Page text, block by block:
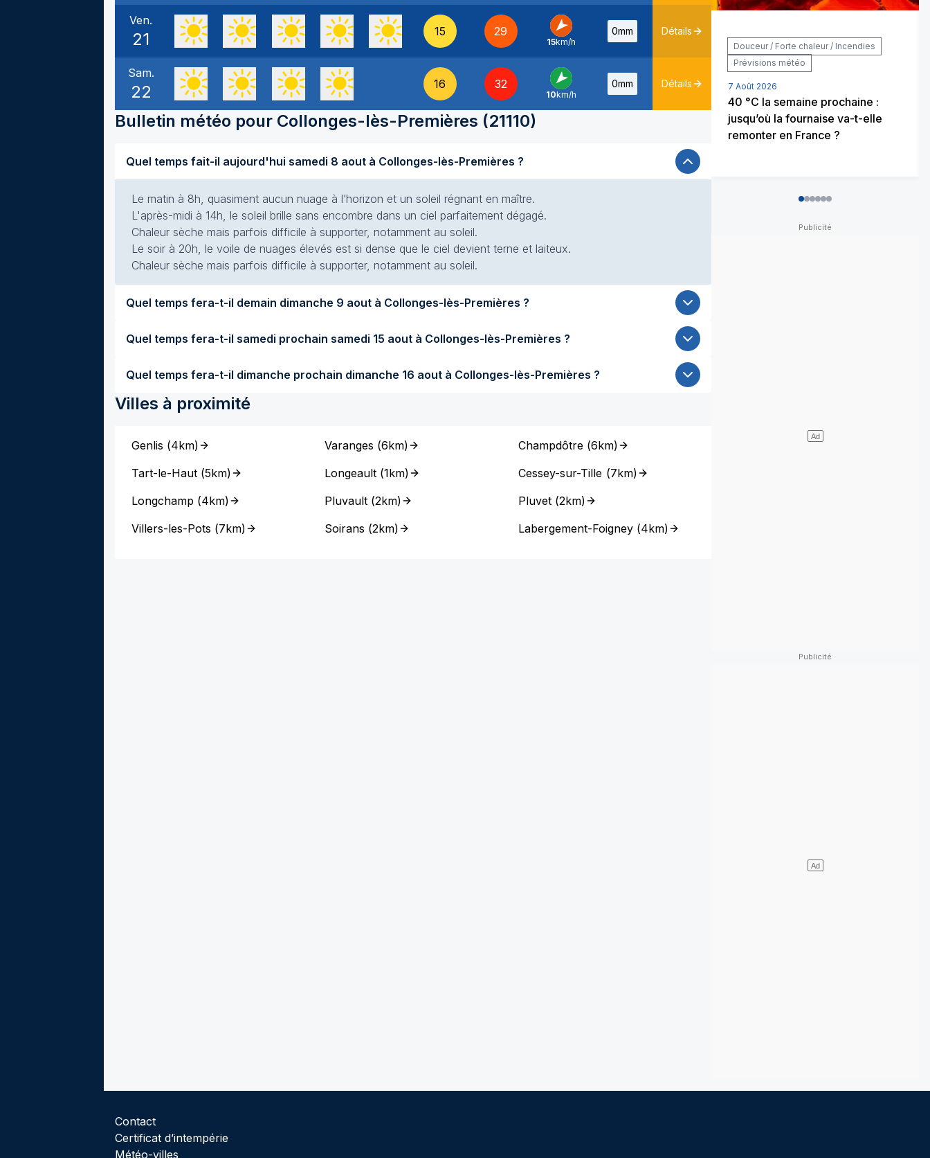
Ven.
21 15 29
NE -
15km/h
0mm Détails
Sam.
22 16 32
NE -
10km/h
0mm Détails
Bulletin météo pour Collonges-lès-Premières (21110)
Quel temps fait-il aujourd'hui samedi 8 aout à Collonges-lès-Premières ?
Le matin à 8h, quasiment aucun nuage à l’horizon et un soleil régnant en maître.
L'après-midi à 14h, le soleil brille sans encombre dans un ciel parfaitement dégagé.
Chaleur sèche mais parfois difficile à supporter, notamment au soleil.
Le soir à 20h, le voile de nuages élevés est si dense que le ciel devient terne et laiteux.
Chaleur sèche mais parfois difficile à supporter, notamment au soleil.
Quel temps fera-t-il demain dimanche 9 aout à Collonges-lès-Premières ?
Quel temps fera-t-il samedi prochain samedi 15 aout à Collonges-lès-Premières ?
Quel temps fera-t-il dimanche prochain dimanche 16 aout à Collonges-lès-Premières ?
Villes à proximité
Genlis (4km)
Tart-le-Haut (5km)
Longchamp (4km)
Villers-les-Pots (7km)
Varanges (6km)
Longeault (1km)
Pluvault (2km)
Soirans (2km)
Champdôtre(6km)
Cessey-sur-Tille (7km)
Pluvet(2km)
Labergement-Foigney(4km)
Douceur / Forte chaleur / Incendies
Prévisions météo
7 Août 2026
40 °C la semaine prochaine :
jusqu’où la fournaise va-t-elle
remonter en France ?
Contact
Certificat d’intempérie
Météo-villes